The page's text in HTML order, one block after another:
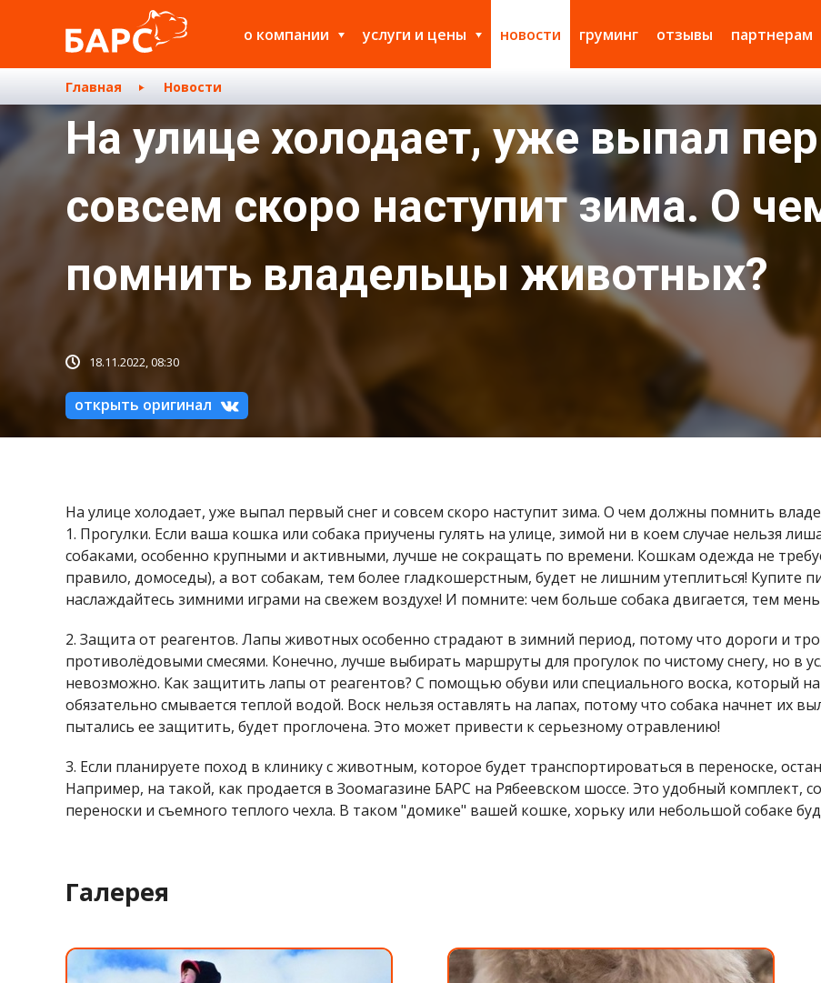
о компании услуги и цены новости груминг отзывы партнерам
Главная Новости
На улице холодает, уже выпал
совсем скоро наступит зима. О
помнить владельцы животных?
18.11.2022, 08:30
открыть оригинал
На улице холодает, уже выпал первый снег и совсем скоро наступит зима. О чем должны помнить
1. Прогулки. Если ваша кошка или собака приучены гулять на улице, зимой ни в коем случае нельзя
собаками, особенно крупными и активными, лучше не сокращать по времени. Кошкам одежда не
правило, домоседы), а вот собакам, тем более гладкошерстным, будет не лишним утеплиться! Купите
наслаждайтесь зимними играми на свежем воздухе! И помните: чем больше собака двигается, тем
2. Защита от реагентов. Лапы животных особенно страдают в зимний период, потому что дороги и
противолёдовыми смесями. Конечно, лучше выбирать маршруты для прогулок по чистому снегу, но в
невозможно. Как защитить лапы от реагентов? С помощью обуви или специального воска, который
обязательно смывается теплой водой. Воск нельзя оставлять на лапах, потому что собака начнет их
пытались ее защитить, будет проглочена. Это может привести к серьезному отравлению!
3. Если планируете поход в клинику с животным, которое будет транспортироваться в переноске,
Например, на такой, как продается в Зоомагазине БАРС на Рябеевском шоссе. Это удобный комплект,
переноски и съемного теплого чехла. В таком "домике" вашей кошке, хорьку или небольшой собаке
Галерея